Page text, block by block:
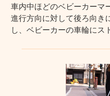
車内中ほどのベビーカーマ
進行方向に対して後ろ向き
し、ベビーカーの車輪にス